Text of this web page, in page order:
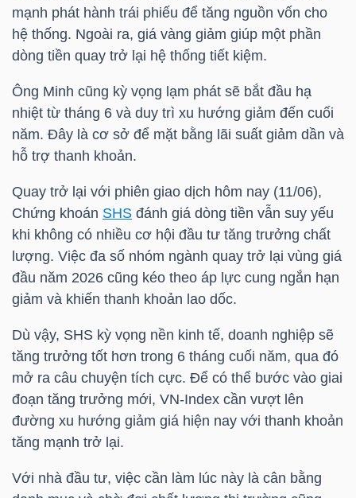
mạnh phát hành trái phiếu để tăng nguồn vốn cho
hệ thống. Ngoài ra, giá vàng giảm giúp một phần
dòng tiền quay trở lại hệ thống tiết kiệm.
Ông Minh cũng kỳ vọng lạm phát sẽ bắt đầu hạ
nhiệt từ tháng 6 và duy trì xu hướng giảm đến cuối
năm. Đây là cơ sở để mặt bằng lãi suất giảm dần và
hỗ trợ thanh khoản.
Quay trở lại với phiên giao dịch hôm nay (11/06),
Chứng khoán SHS đánh giá dòng tiền vẫn suy yếu
khi không có nhiều cơ hội đầu tư tăng trưởng chất
lượng. Việc đa số nhóm ngành quay trở lại vùng giá
đầu năm 2026 cũng kéo theo áp lực cung ngắn hạn
giảm và khiến thanh khoản lao dốc.
Dù vậy, SHS kỳ vọng nền kinh tế, doanh nghiệp sẽ
tăng trưởng tốt hơn trong 6 tháng cuối năm, qua đó
mở ra câu chuyện tích cực. Để có thể bước vào giai
đoạn tăng trưởng mới, VN-Index cần vượt lên
đường xu hướng giảm giá hiện nay với thanh khoản
tăng mạnh trở lại.
Với nhà đầu tư, việc cần làm lúc này là cân bằng
NĂNG
LƯỢNG
NGUYÊN
LIỆU
CÔNG
TIÊU
DÙNG
THIẾT